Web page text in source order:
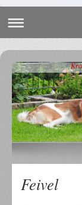
Feivel